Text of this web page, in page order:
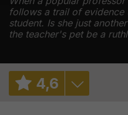
follows a trail of
student. Is she just
the teacher's pet be a
4,6